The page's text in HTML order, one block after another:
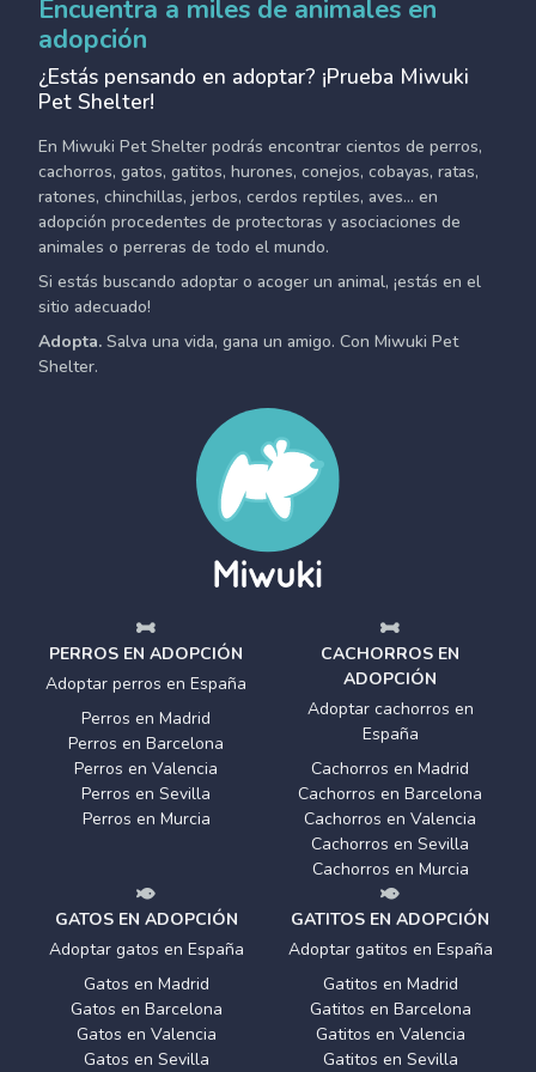
Encuentra a miles de animales en
adopción
¿Estás pensando en adoptar? ¡Prueba Miwuki
Pet Shelter!
En Miwuki Pet Shelter podrás encontrar cientos de perros,
cachorros, gatos, gatitos, hurones, conejos, cobayas, ratas,
ratones, chinchillas, jerbos, cerdos reptiles, aves... en
adopción procedentes de protectoras y asociaciones de
animales o perreras de todo el mundo.
Si estás buscando adoptar o acoger un animal, ¡estás en el
sitio adecuado!
Adopta. Salva una vida, gana un amigo. Con Miwuki Pet
Shelter.
PERROS EN ADOPCIÓN
Adoptar perros en España
Perros en Madrid
Perros en Barcelona
Perros en Valencia
Perros en Sevilla
Perros en Murcia
CACHORROS EN
ADOPCIÓN
Adoptar cachorros en
España
Cachorros en Madrid
Cachorros en Barcelona
Cachorros en Valencia
Cachorros en Sevilla
Cachorros en Murcia
GATOS EN ADOPCIÓN
Adoptar gatos en España
Gatos en Madrid
Gatos en Barcelona
Gatos en Valencia
Gatos en Sevilla
GATITOS EN ADOPCIÓN
Adoptar gatitos en España
Gatitos en Madrid
Gatitos en Barcelona
Gatitos en Valencia
Gatitos en Sevilla